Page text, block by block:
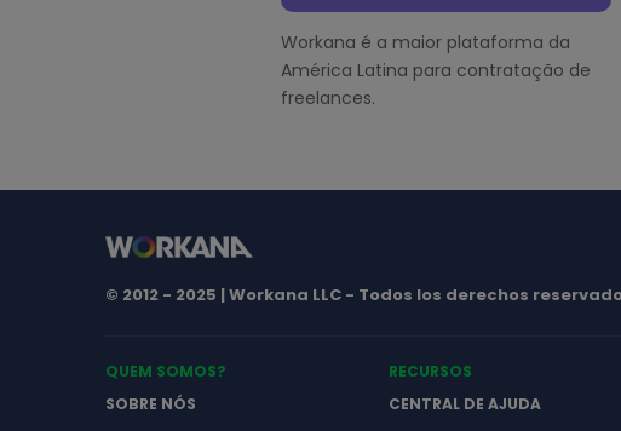
Workana é a maior plataforma da
América Latina para contratação de
freelances.
© 2012 - 2025 | Workana LLC - Todos los derechos
QUEM SOMOS?
SOBRE NÓS
RECURSOS
CENTRAL DE AJUDA